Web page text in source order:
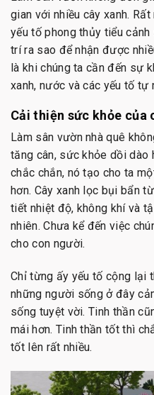
gian với nhiều cây xanh.
yếu tố phong thủy tiểu
trí ra sao để nhận được
là khi chúng ta cần đến sự
xanh, nước và các yếu tố tự
Cải thiện sức khỏe của
Làm sân vườn nhà quê
tăng cân, sức khỏe dồi dào
chắc chắn, nó tạo cho ta
hơn. Cây xanh lọc bụi bẩn
tiết nhiệt độ, không khí và
nhiên. Chưa kể đến việc
cho con người.
Chỉ từng ấy yếu tố cộng lại
những người sống ở đây
sống tuyệt vời. Tinh thần
mái hơn. Tinh thần tốt thì
tốt lên rất nhiều.